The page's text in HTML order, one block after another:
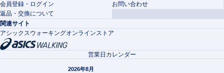
会員登録・ログイン
お問い合わせ
返品・交換について
関連サイト
アシックスウォーキングオンラインストア
営業日カレンダー
2026年8月